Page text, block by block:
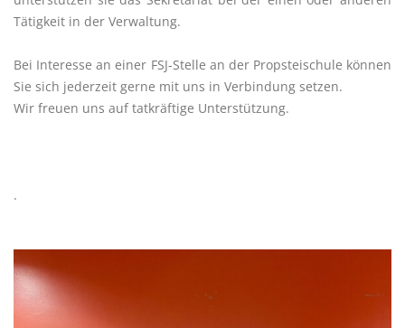
Tätigkeit in der Verwaltung.
Bei Interesse an einer FSJ-Stelle an der Propsteischule können
Sie sich jederzeit gerne mit uns in Verbindung setzen.
Wir freuen uns auf tatkräftige Unterstützung.
.